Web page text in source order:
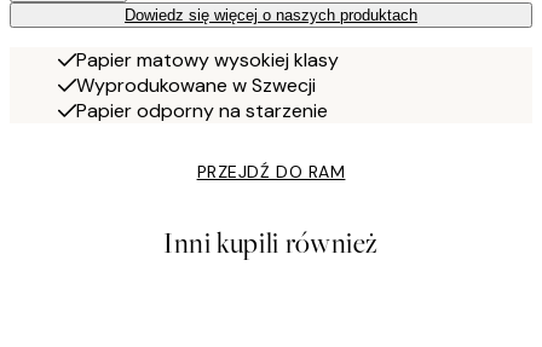
Dowiedz się więcej o naszych produktach
Papier matowy wysokiej klasy
Wyprodukowane w Szwecji
Papier odporny na starzenie
PRZEJDŹ DO RAM
Inni kupili również